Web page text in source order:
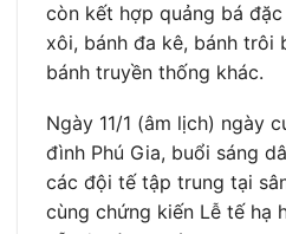
còn kết hợp quảng bá
xôi, bánh đa kê, bánh trôi
bánh truyền thống khác.
Ngày 11/1 (âm lịch) ngày
đình Phú Gia, buổi sáng
các đội tế tập trung tại
cùng chứng kiến Lễ tế hạ